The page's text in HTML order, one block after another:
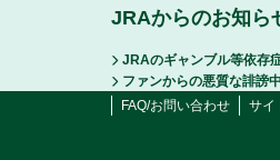
JRAからのお知ら
JRAのギャンブル等依存
ファンからの悪質な誹謗
FAQ/お問い合わせ
サイ